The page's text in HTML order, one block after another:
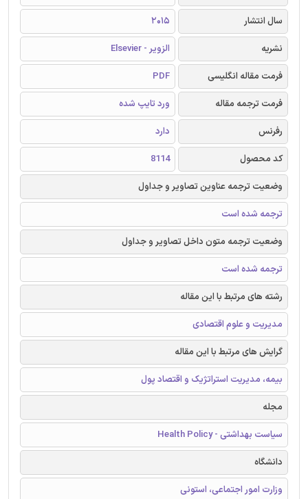
سال انتشار
2015
نشریه
الزویر - Elsevier
فرمت مقاله انگلیسی
PDF
فرمت ترجمه مقاله
ورد تایپ شده
رفرنس
دارد
کد محصول
8114
وضعیت ترجمه عناوین تصاویر و جداول
ترجمه شده است
وضعیت ترجمه متون داخل تصاویر و جداول
ترجمه شده است
رشته های مرتبط با این مقاله
مدیریت و علوم اقتصادی
گرایش های مرتبط با این مقاله
بیمه، مدیریت استراتژیک و اقتصاد پول
مجله
سیاست بهداشتی - Health Policy
دانشگاه
وزارت امور اجتماعی، استونی